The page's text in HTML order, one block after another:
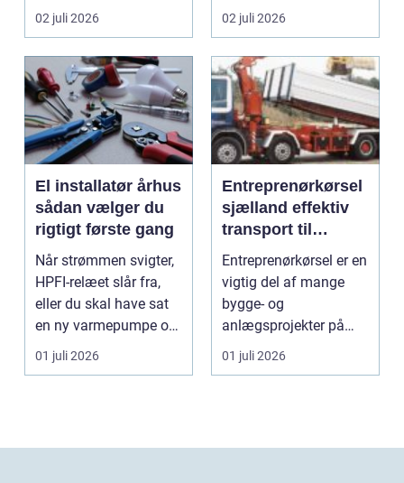
Aabenraa være
forskell...
02 juli 2026 02 juli 2026
El installatør århus
sådan vælger du
rigtigt første gang
Når strømmen svigter,
HPFI-relæet slår fra,
eller du skal have sat
en ny varmepumpe op,
er en profes...
01 juli 2026
Entreprenørkørsel
sjælland effektiv
transport til
bygge- og
anlægsopgaver
Entreprenørkørsel er en
vigtig del af mange
bygge- og
anlægsprojekter på
Sjælland. Når jord skal
fly...
01 juli 2026